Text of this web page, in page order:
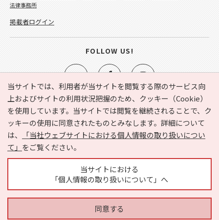
当サイトでは、利用者が当サイトを閲覧する際のサービス向
上およびサイトの利用状況把握のため、クッキー（Cookie）
を使用しています。当サイトでは閲覧を継続されることで、ク
ッキーの使用に同意されたものとみなします。詳細について
は、
「当社ウェブサイトにおける個人情報の取り扱いについ
て」 をご覧ください。
当サイトにおける
「個人情報の取り扱いについて」へ
同意する
e-NAVITA（イーナビタ）とは？ お気に入り
ヘルプ
利用規約
個人情報の取り扱いについて
運営会社
サイトマップ
広告掲載に関するお問い合わせ
法律事務所
掲載者ログイン
FOLLOW US!
Copyright © HYOJITO.Co.,Ltd. All Rights Reserved.